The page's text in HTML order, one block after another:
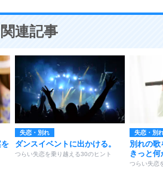
大切。
関連記事
失恋・別れ
ダンスイベントに出かける。
つらい失恋を乗り越える30のヒント
失恋・別
別れの歌
きっと
つらい失恋